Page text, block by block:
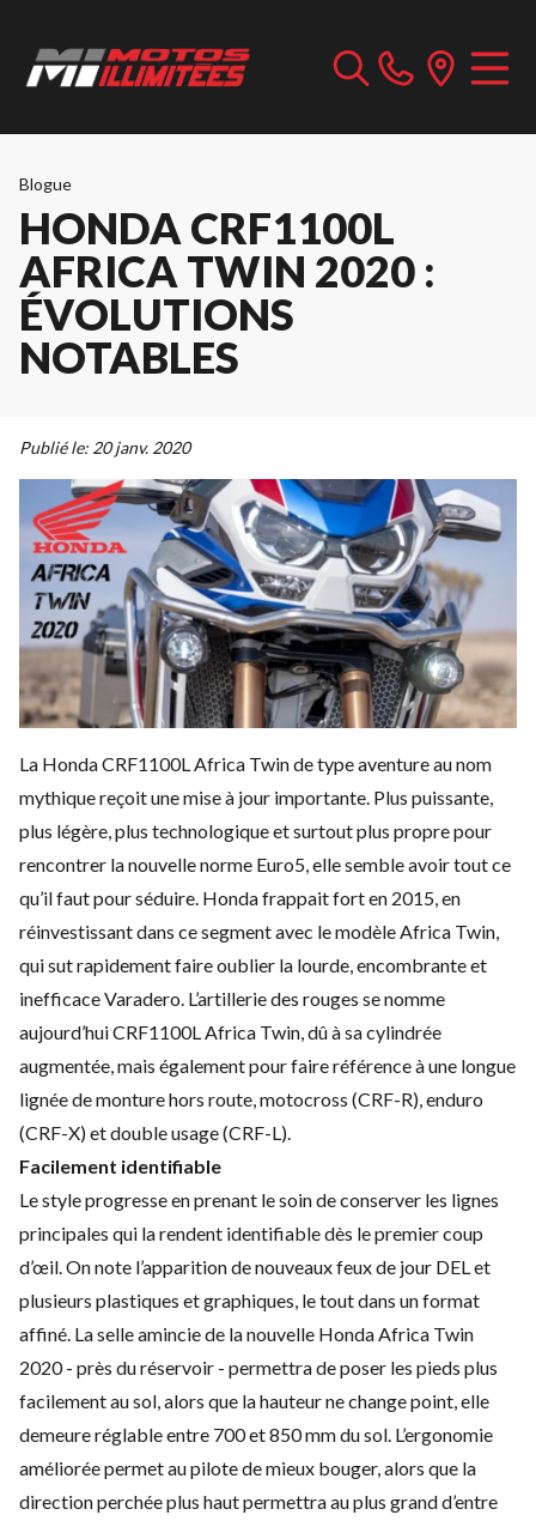
Blogue
HONDA CRF1100L
AFRICA TWIN 2020 :
ÉVOLUTIONS
NOTABLES
Publié le: 20 janv. 2020
La Honda CRF1100L Africa Twinde type aventure au nom
mythique reçoit une mise à jour importante. Plus puissante,
plus légère, plus technologique et surtout plus propre pour
rencontrer la nouvelle norme Euro5, elle semble avoir tout ce
qu’il faut pour séduire. Honda frappait fort en 2015, en
réinvestissant dans ce segment avec le modèle Africa Twin,
qui sut rapidement faire oublier la lourde, encombrante et
inefficace Varadero. L’artillerie des rouges se nomme
aujourd’hui CRF1100L Africa Twin, dû à sa cylindrée
augmentée, mais également pour faire référence à une longue
lignée de monture hors route, motocross (CRF-R), enduro
(CRF-X) et double usage (CRF-L).
Facilement identifiable
Le style progresse en prenant le soin de conserver les lignes
principales qui la rendent identifiable dès le premier coup
d’œil. On note l’apparition de nouveaux feux de jour DEL et
plusieurs plastiques et graphiques, le tout dans un format
affiné. La selle amincie de la nouvelle Honda Africa Twin
2020 - près du réservoir - permettra de poser les pieds plus
facilement au sol, alors que la hauteur ne change point, elle
demeure réglable entre 700 et 850 mm du sol. L’ergonomie
améliorée permet au pilote de mieux bouger, alors que la
direction perchée plus haut permettra au plus grand d’entre